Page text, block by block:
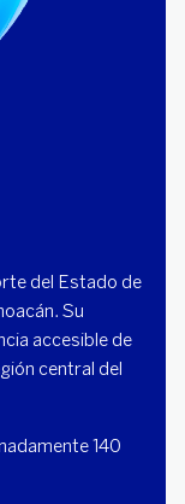
del Estado de
Su
accesible de
central del
140